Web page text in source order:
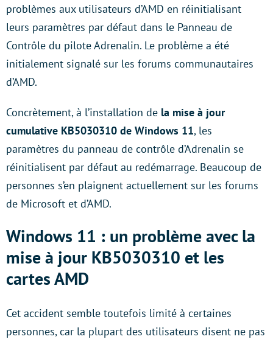
problèmes aux utilisateurs d’AMD en réinitialisant
leurs paramètres par défaut dans le Panneau de
Contrôle du pilote Adrenalin. Le problème a été
initialement signalé sur les forums communautaires
d’AMD.
Concrètement, à l’installation de la mise à jour
cumulative KB5030310 de Windows 11, les
paramètres du panneau de contrôle d’Adrenalin se
réinitialisent par défaut au redémarrage. Beaucoup de
personnes s’en plaignent actuellement sur les forums
de Microsoft et d’AMD.
Windows 11 : un problème avec la
mise à jour KB5030310 et les
cartes AMD
Cet accident semble toutefois limité à certaines
personnes, car la plupart des utilisateurs disent ne pas